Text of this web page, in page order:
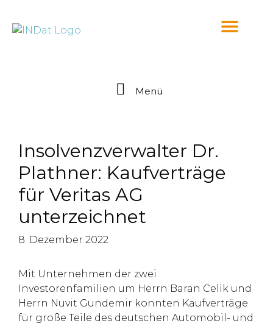
Menü
Insolvenzverwalter Dr.
Plathner: Kaufverträge
für Veritas AG
unterzeichnet
8. Dezember 2022
Mit Unternehmen der zwei
Investorenfamilien um Herrn Baran Celik und
Herrn Nuvit Gundemir konnten Kaufverträge
für große Teile des deutschen Automobil- und